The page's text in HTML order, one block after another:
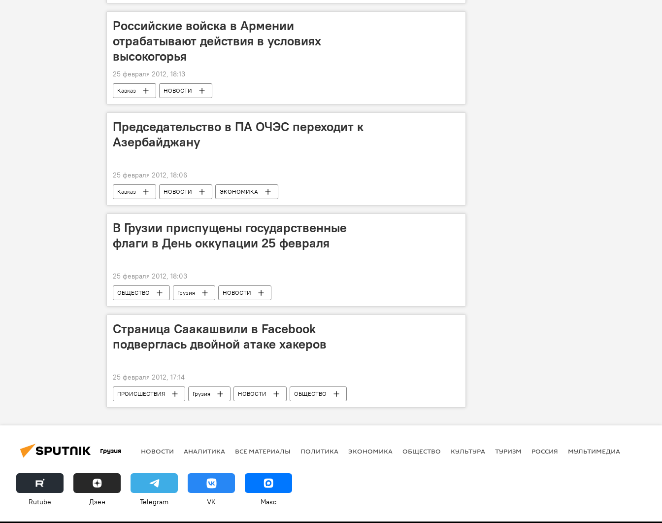
В Грузии прошли испытания боевой машины пехоты на гусеничном ходу "Лазика"
Российские войска в Армении
отрабатывают действия в условиях
высокогорья
25 февраля 2012, 18:13
Кавказ НОВОСТИ
Председательство в ПА ОЧЭС переходит к
Азербайджану
25 февраля 2012, 18:06
Кавказ НОВОСТИ ЭКОНОМИКА
В Грузии приспущены государственные
флаги в День оккупации 25 февраля
25 февраля 2012, 18:03
ОБЩЕСТВО Грузия НОВОСТИ
Страница Саакашвили в Facebook
подверглась двойной атаке хакеров
25 февраля 2012, 17:14
ПРОИСШЕСТВИЯ Грузия НОВОСТИ ОБЩЕСТВО
Грузия НОВОСТИ АНАЛИТИКА ВСЕ МАТЕРИАЛЫ ПОЛИТИКА ЭКОНОМИКА ОБЩЕСТВО КУЛЬТУРА ТУРИЗМ РОССИЯ МУЛЬТИМЕДИА
Rutube Дзен Telegram VK Макс